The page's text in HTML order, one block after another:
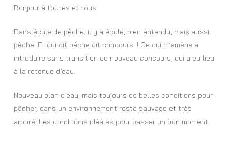
Bonjour à toutes et tous.
Dans école de pêche, il y a école, bien entendu, mais aussi
pêche. Et qui dit pêche dit concours !! Ce qui m’amène à
introduire sans transition ce nouveau concours, qui a eu lieu
à la retenue d’eau.
Nouveau plan d’eau, mais toujours de belles conditions pour
pêcher, dans un environnement resté sauvage et très
arboré. Les conditions idéales pour passer un bon moment.